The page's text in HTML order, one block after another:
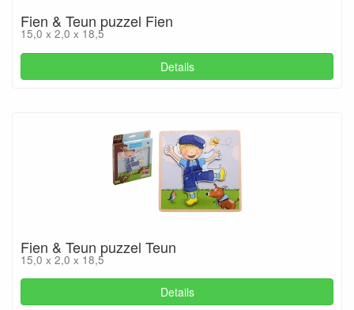
Fien & Teun puzzel Fien
15,0 x 2,0 x 18,5
Details
Fien & Teun puzzel Teun
15,0 x 2,0 x 18,5
Details